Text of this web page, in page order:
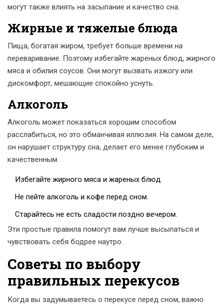
могут также влиять на засыпание и качество сна.
Жирные и тяжелые блюда
Пища, богатая жиром, требует больше времени на
переваривание. Поэтому избегайте жареных блюд, жирного
мяса и обилия соусов. Они могут вызвать изжогу или
дискомфорт, мешающие спокойно уснуть.
Алкоголь
Алкоголь может показаться хорошим способом
расслабиться, но это обманчивая иллюзия. На самом деле,
он нарушает структуру сна, делает его менее глубоким и
качественным.
Избегайте жирного мяса и жареных блюд.
Не пейте алкоголь и кофе перед сном.
Старайтесь не есть сладости поздно вечером.
Эти простые правила помогут вам лучше высыпаться и
чувствовать себя бодрее наутро.
Советы по выбору
правильных перекусов
Когда вы задумываетесь о перекусе перед сном, важно